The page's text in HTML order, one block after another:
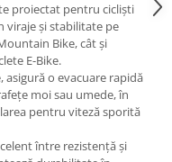
proiectat pentru cicliști
viraje și stabilitate pe
Bike, cât și
E-Bike.
o evacuare rapidă
moi sau umede, în
pentru viteză sporită
între rezistență și